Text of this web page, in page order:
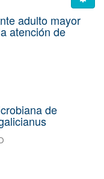
adulto mayor
atención de
de